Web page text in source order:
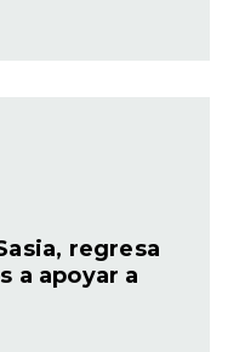
regresa
a apoyar a